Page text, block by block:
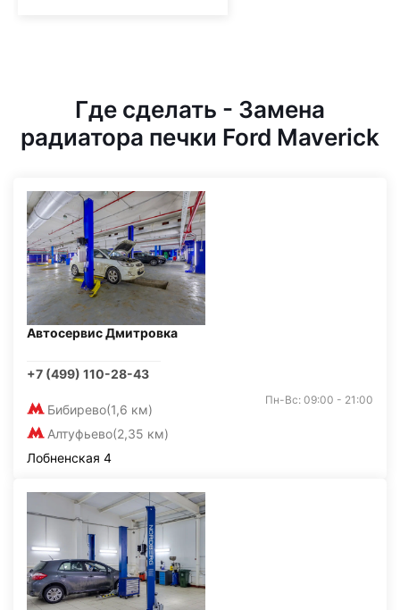
Где сделать - Замена
радиатора печки Ford Maverick
Автосервис Дмитровка
+7 (499) 110-28-43
Бибирево(1,6 км)
Алтуфьево(2,35 км)
Пн-Вс: 09:00 - 21:00
Лобненская 4